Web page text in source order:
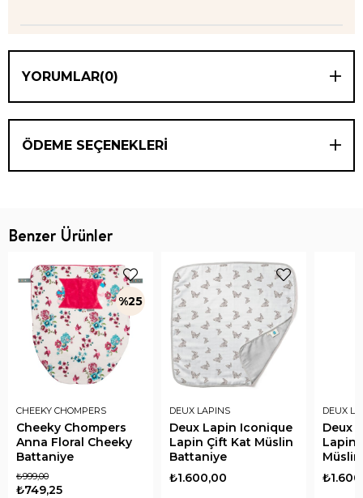
YORUMLAR(0)
ÖDEME SEÇENEKLERI
Benzer Ürünler
CHEEKY CHOMPERS
Cheeky Chompers
Anna Floral Cheeky
Battaniye
₺749,25
₺999,00
%25
DEUX LAPINS
Deux Lapin Iconique
Lapin Çift Kat Müslin
Battaniye
₺1.600,00
DEUX
Deux
Lapin